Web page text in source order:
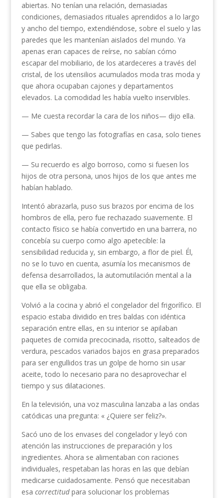
abiertas. No tenían una relación, demasiadas
condiciones, demasiados rituales aprendidos a lo largo
y ancho del tiempo, extendiéndose, sobre el suelo y las
paredes que les mantenían aislados del mundo. Ya
apenas eran capaces de reírse, no sabían cómo
escapar del mobiliario, de los atardeceres a través del
cristal, de los utensilios acumulados moda tras moda y
que ahora ocupaban cajones y departamentos
elevados. La comodidad les había vuelto inservibles.
— Me cuesta recordar la cara de los niños— dijo ella.
— Sabes que tengo las fotografías en casa, solo tienes
que pedirlas.
— Su recuerdo es algo borroso, como si fuesen los
hijos de otra persona, unos hijos de los que antes me
habían hablado.
Intentó abrazarla, puso sus brazos por encima de los
hombros de ella, pero fue rechazado suavemente. El
contacto físico se había convertido en una barrera, no
concebía su cuerpo como algo apetecible: la
sensibilidad reducida y, sin embargo, a flor de piel. Él,
no se lo tuvo en cuenta, asumía los mecanismos de
defensa desarrollados, la automutilación mental a la
que ella se obligaba.
Volvió a la cocina y abrió el congelador del frigorífico. El
espacio estaba dividido en tres baldas con idéntica
separación entre ellas, en su interior se apilaban
paquetes de comida precocinada, risotto, salteados de
verdura, pescados variados bajos en grasa preparados
para ser engullidos tras un golpe de horno sin usar
aceite, todo lo necesario para no desaprovechar el
tiempo y sus dilataciones.
En la televisión, una voz masculina lanzaba a las ondas
catódicas una pregunta: « ¿Quiere ser feliz?».
Sacó uno de los envases del congelador y leyó con
atención las instrucciones de preparación y los
ingredientes. Ahora se alimentaban con raciones
individuales, respetaban las horas en las que debían
medicarse cuidadosamente. Pensó que necesitaban
esa correctitudpara solucionar los problemas